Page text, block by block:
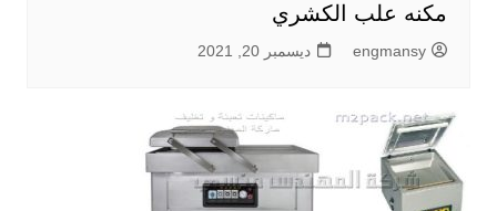
مكنه علب الكشري
engmansy ديسمبر 20, 2021